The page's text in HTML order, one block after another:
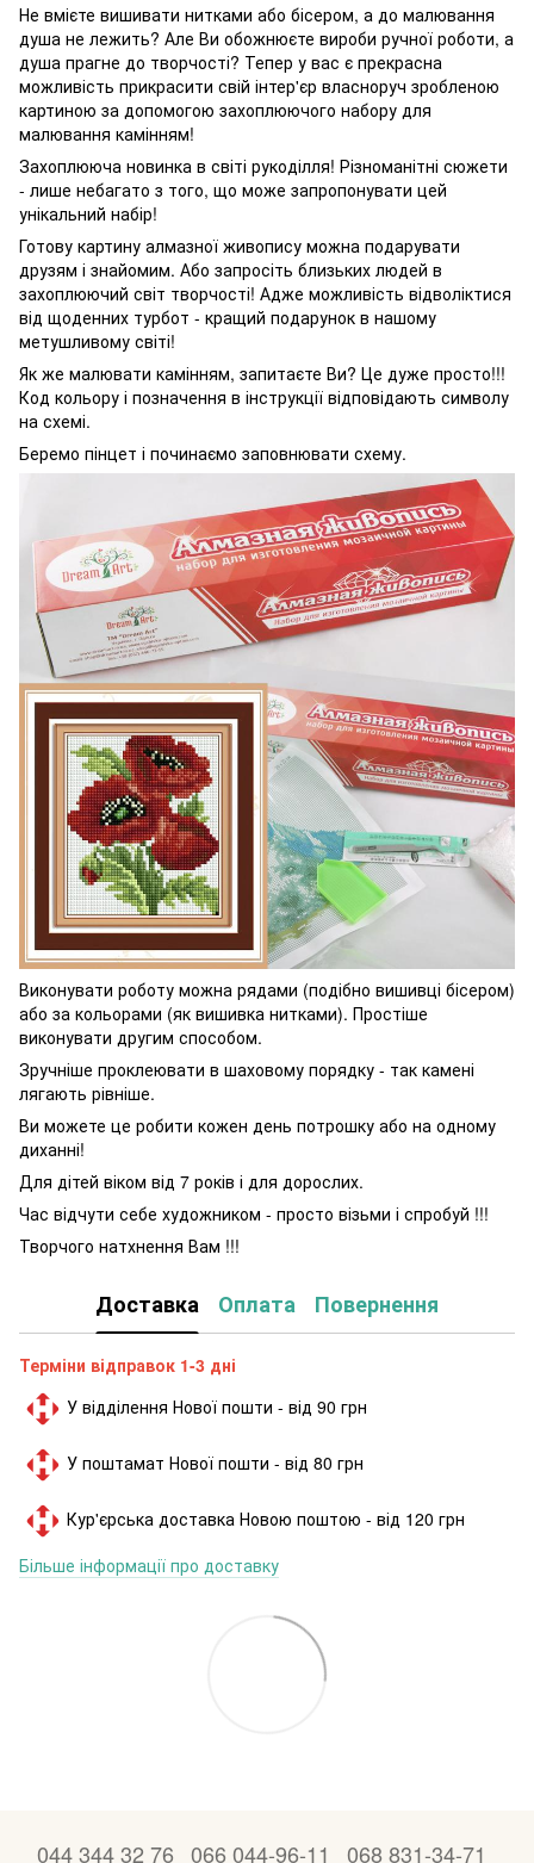
Не вмієте вишивати нитками або бісером, а до малювання
душа не лежить? Але Ви обожнюєте вироби ручної роботи, а
душа прагне до творчості? Тепер у вас є прекрасна
можливість прикрасити свій інтер'єр власноруч зробленою
картиною за допомогою захоплюючого набору для
малювання камінням!
Захоплююча новинка в світі рукоділля! Різноманітні сюжети
- лише небагато з того, що може запропонувати цей
унікальний набір!
Готову картину алмазної живопису можна подарувати
друзям і знайомим. Або запросіть близьких людей в
захоплюючий світ творчості! Адже можливість відволіктися
від щоденних турбот - кращий подарунок в нашому
метушливому світі!
Як же малювати камінням, запитаєте Ви? Це дуже просто!!!
Код кольору і позначення в інструкції відповідають символу
на схемі.
Беремо пінцет і починаємо заповнювати схему.
Виконувати роботу можна рядами (подібно вишивці бісером)
або за кольорами (як вишивка нитками). Простіше
виконувати другим способом.
Зручніше проклеювати в шаховому порядку - так камені
лягають рівніше.
Ви можете це робити кожен день потрошку або на одному
диханні!
Для дітей віком від 7 років і для дорослих.
Час відчути себе художником - просто візьми і спробуй !!!
Творчого натхнення Вам !!!
Доставка Оплата Повернення
Терміни відправок 1-3 дні
У відділення Нової пошти - від 90 грн
У поштамат Нової пошти - від 80 грн
Кур'єрська доставка Новою поштою - від 120 грн
Більше інформації про доставку
044 344 32 76 066 044-96-11 068 831-34-71